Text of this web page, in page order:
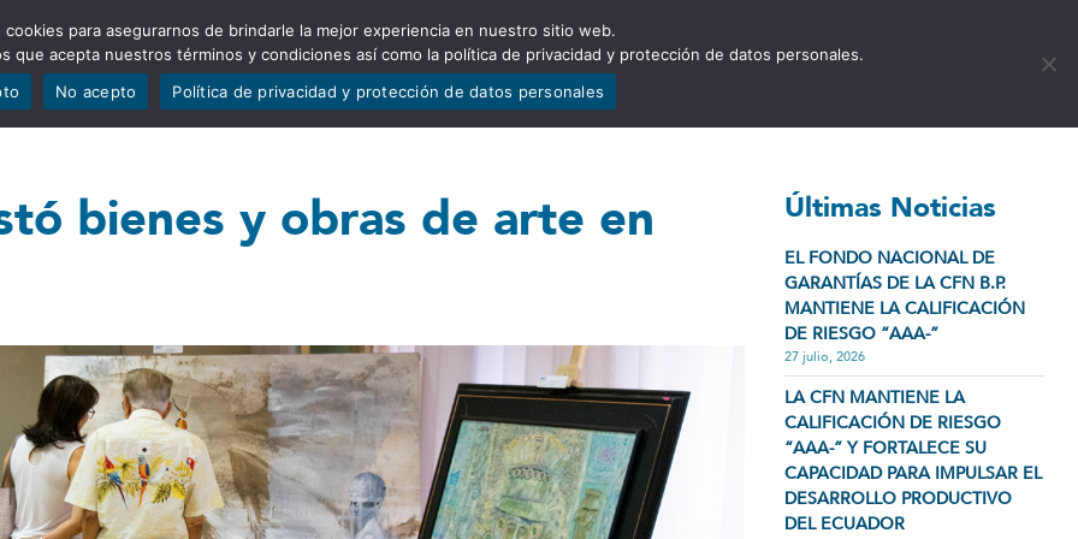
PORTAFOLIO QUIÉNES SOMOS TRANSPARENCIA NOTICIAS CONTÁCTENOS
bienes y obras de arte en
Últimas Noticias
EL FONDO NACIONAL DE
GARANTÍAS DE LA CFN B.P.
MANTIENE LA CALIFICACIÓN
DE RIESGO “AAA-”
27 julio, 2026
LA CFN MANTIENE LA
CALIFICACIÓN DE RIESGO
“AAA-” Y FORTALECE SU
CAPACIDAD PARA IMPULSAR EL
DESARROLLO PRODUCTIVO
DEL ECUADOR
cookies para asegurarnos de brindarle la mejor experiencia en nuestro sitio web.
que acepta nuestros términos y condiciones así como la política de privacidad y protección de datos personales.
No acepto Política de privacidad y protección de datos personales